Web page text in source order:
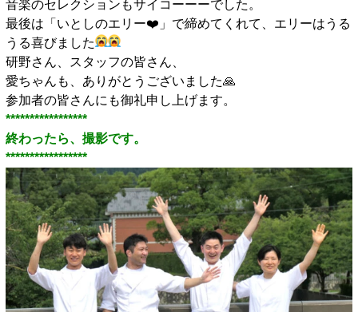
音楽のセレクションもサイコーーーでした。
最後は「いとしのエリー❤️」で締めてくれて、エリーはうる
うる喜びました
研野さん、スタッフの皆さん、
愛ちゃんも、ありがとうございました🙏
参加者の皆さんにも御礼申し上げます。
*****************
終わったら、撮影です。
*****************